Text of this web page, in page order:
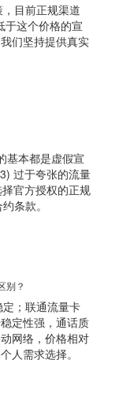
目前正规渠道
于这个价格的宣
们坚持提供真实
基本都是虚假宣
过于夸张的流量
官方授权的正规
条款。
别？
；联通流量卡
定性强，通话质
网络，价格相对
人需求选择。